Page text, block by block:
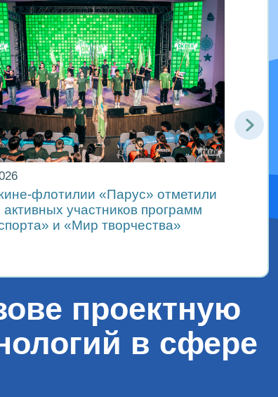
флотилии «Парус» отметили
участников программ
и «Мир творчества»
проектную
в сфере